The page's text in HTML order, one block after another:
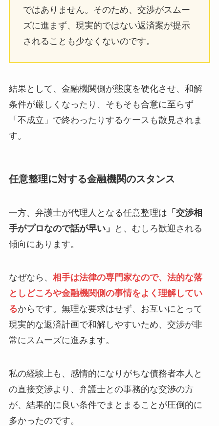
ではありません。そのため、交渉がスムー
ズに進まず、現実的ではない返済案が提示
されることも少なくないのです。
結果として、金融機関側が態度を硬化させ、和解
条件が厳しくなったり、そもそも合意に至らず
「不成立」で終わったりするケースも散見されま
す。
任意整理に対する金融機関のスタンス
一方、弁護士が代理人となる任意整理は 「交渉相
手がプロなので話が早い」
と、むしろ歓迎される
傾向にあります。
なぜなら、 相手は法律の専門家なので、法的な落
としどころや金融機関側の事情をよく理解してい
るからです。無理な要求はせず、お互いにとって
現実的な返済計画で和解しやすいため、交渉が非
常にスムーズに進みます。
私の経験上も、感情的になりがちな債務者本人と
の直接交渉より、弁護士との事務的な交渉の方
が、結果的に良い条件でまとまることが圧倒的に
多かったのです。